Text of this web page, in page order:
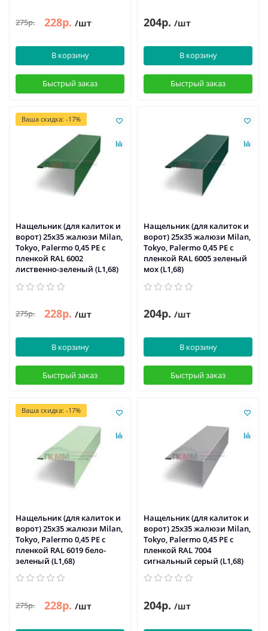
275р. 228р. /шт
В корзину
Быстрый заказ
204р. /шт
В корзину
Быстрый заказ
Ваша скидка: -17%
Нащельник (для калиток и
ворот) 25х35 жалюзи Milan,
Tokyo, Palermo 0,45 PE с
пленкой RAL 6002
лиственно-зеленый (L1,68)
275р. 228р. /шт
В корзину
Быстрый заказ
Нащельник (для калиток и
ворот) 25х35 жалюзи Milan,
Tokyo, Palermo 0,45 PE с
пленкой RAL 6005 зеленый
мох (L1,68)
204р. /шт
В корзину
Быстрый заказ
Ваша скидка: -17%
Нащельник (для калиток и
ворот) 25х35 жалюзи Milan,
Tokyo, Palermo 0,45 PE с
пленкой RAL 6019 бело-
зеленый (L1,68)
275р. 228р. /шт
Нащельник (для калиток и
ворот) 25х35 жалюзи Milan,
Tokyo, Palermo 0,45 PE с
пленкой RAL 7004
сигнальный серый (L1,68)
204р. /шт